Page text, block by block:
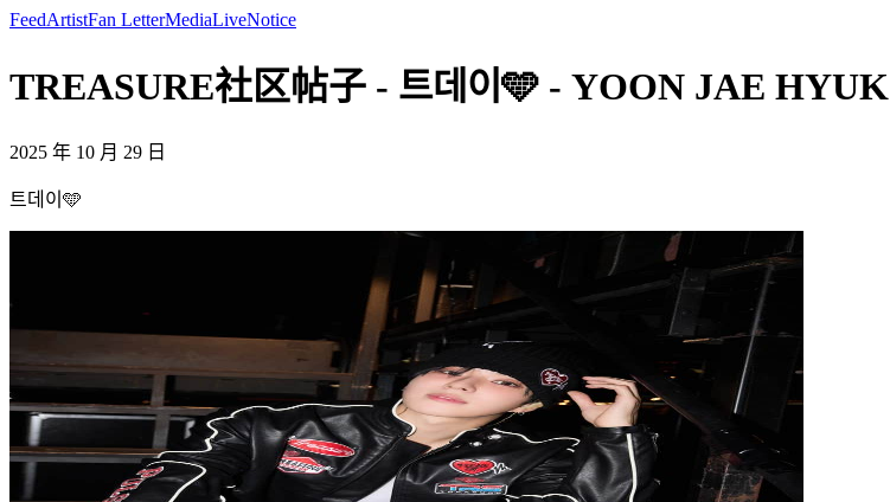
FeedArtistFan LetterMediaLiveNotice
TREASURE社区帖子 - 트데이🩵 - YOON JAE HYUK
2025 年 10 月 29 日
트데이🩵